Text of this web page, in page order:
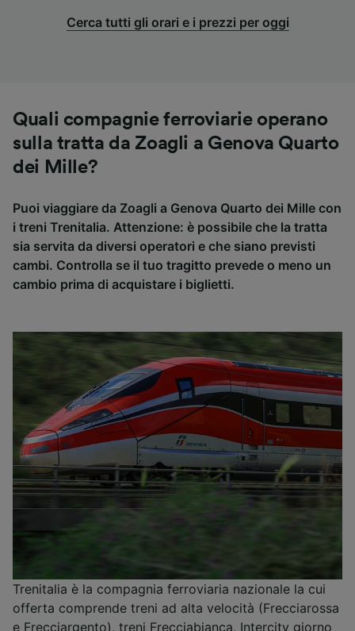
Cerca tutti gli orari e i prezzi per oggi
Quali compagnie ferroviarie operano
sulla tratta da Zoagli a Genova Quarto
dei Mille?
Puoi viaggiare da Zoagli a Genova Quarto dei Mille con
i treni Trenitalia. Attenzione: è possibile che la tratta
sia servita da diversi operatori e che siano previsti
cambi. Controlla se il tuo tragitto prevede o meno un
cambio prima di acquistare i biglietti.
Trenitalia è la compagnia ferroviaria nazionale la cui
offerta comprende treni ad alta velocità (Frecciarossa
e Frecciargento), treni Frecciabianca, Intercity giorno